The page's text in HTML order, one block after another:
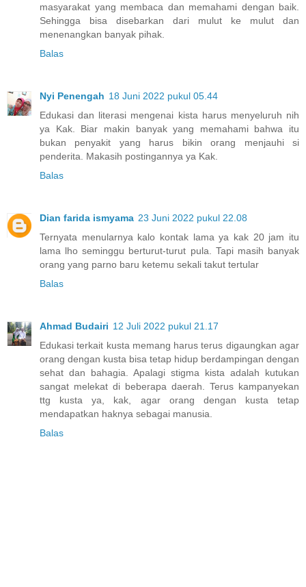
masyarakat yang membaca dan memahami dengan baik.
Sehingga bisa disebarkan dari mulut ke mulut dan
menenangkan banyak pihak.
Balas
Nyi Penengah 18 Juni 2022 pukul 05.44
Edukasi dan literasi mengenai kista harus menyeluruh nih
ya Kak. Biar makin banyak yang memahami bahwa itu
bukan penyakit yang harus bikin orang menjauhi si
penderita. Makasih postingannya ya Kak.
Balas
Dian farida ismyama 23 Juni 2022 pukul 22.08
Ternyata menularnya kalo kontak lama ya kak 20 jam itu
lama lho seminggu berturut-turut pula. Tapi masih banyak
orang yang parno baru ketemu sekali takut tertular
Balas
Ahmad Budairi 12 Juli 2022 pukul 21.17
Edukasi terkait kusta memang harus terus digaungkan agar
orang dengan kusta bisa tetap hidup berdampingan dengan
sehat dan bahagia. Apalagi stigma kista adalah kutukan
sangat melekat di beberapa daerah. Terus kampanyekan
ttg kusta ya, kak, agar orang dengan kusta tetap
mendapatkan haknya sebagai manusia.
Balas